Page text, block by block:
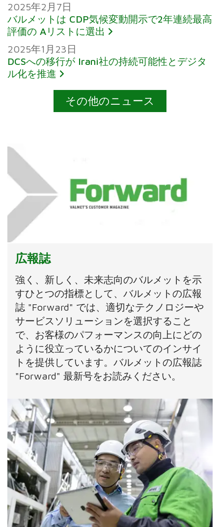
2025年2月7日
バルメットは CDP気候変動開示で2年連続最高
評価の Aリストに選出
2025年1月23日
DCSへの移行が Irani社の持続可能性とデジタ
ル化を推進
その他のニュース
広報誌
強く、新しく、未来志向のバルメットを示
すひとつの指標として、バルメットの広報
誌 "Forward" では、適切なテクノロジーや
サービスソリューションを選択すること
で、お客様のパフォーマンスの向上にどの
ように役立っているかについてのインサイ
トを提供しています。バルメットの広報誌
"Forward" 最新号をお読みください。